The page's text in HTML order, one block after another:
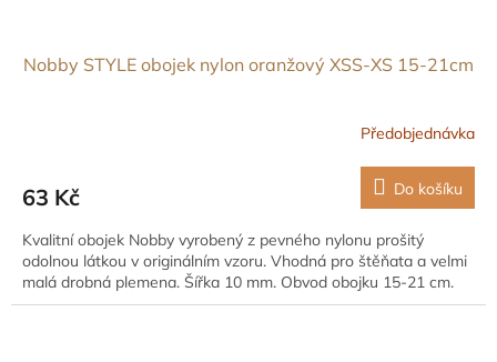
Nobby STYLE obojek nylon oranžový XSS-XS 15-21cm
Předobjednávka
63 Kč Do košíku
Kvalitní obojek Nobby vyrobený z pevného nylonu prošitý
odolnou látkou v originálním vzoru. Vhodná pro štěňata a velmi
malá drobná plemena. Šířka 10 mm. Obvod obojku 15-21 cm.